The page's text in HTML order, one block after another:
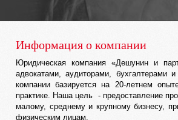
Информация о компании
Юридическая компания «Дешунин и
адвокатами, аудиторами, бухгалтерами
компании базируется на 20-летнем
практике. Наша цель - предоставление
малому, среднему и крупному бизнесу,
физическим лицам.